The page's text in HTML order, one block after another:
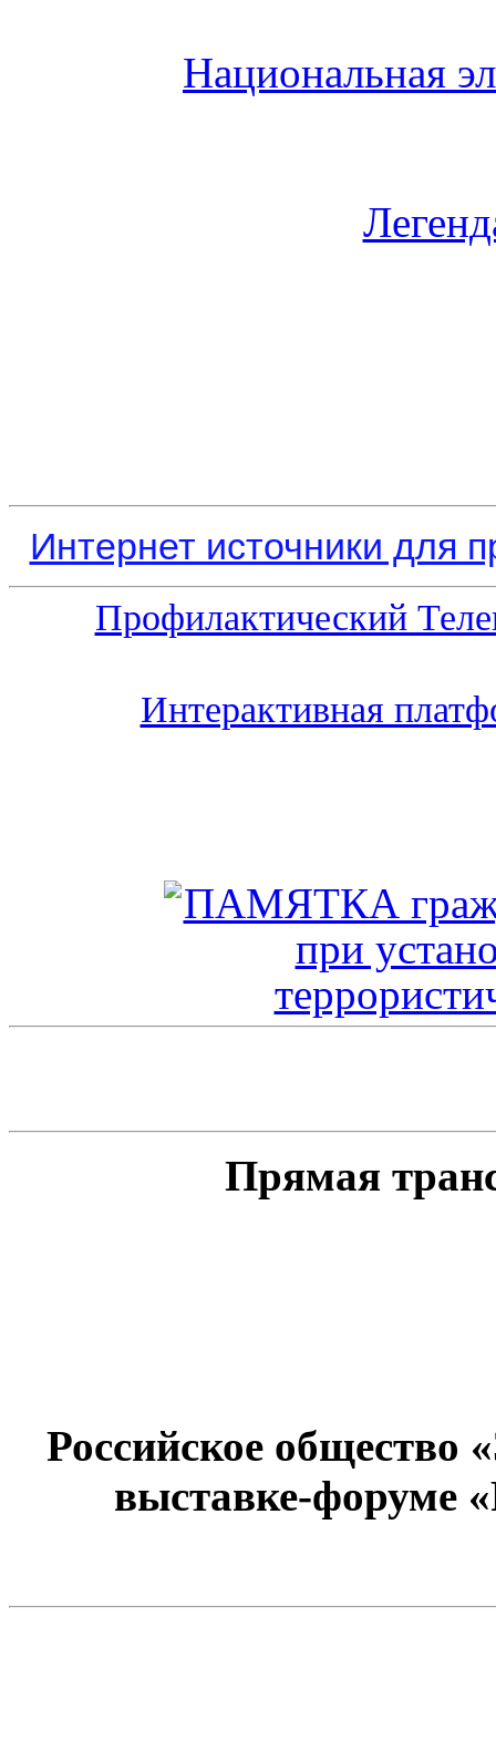
Национальная
Интернет источники для
Профилактический
Интерактивная
Прямая
Российское общество
выставке-форуме